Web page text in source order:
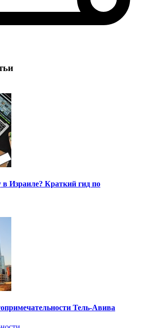
в Израиле? Краткий гид по
Тель-Авива